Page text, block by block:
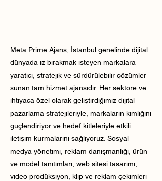
Meta Prime Ajans, İstanbul genelinde dijital
dünyada iz bırakmak isteyen markalara
yaratıcı, stratejik ve sürdürülebilir çözümler
sunan tam hizmet ajansıdır. Her sektöre ve
ihtiyaca özel olarak geliştirdiğimiz dijital
pazarlama stratejileriyle, markaların kimliğini
güçlendiriyor ve hedef kitleleriyle etkili
iletişim kurmalarını sağlıyoruz. Sosyal
medya yönetimi, reklam danışmanlığı, ürün
ve model tanıtımları, web sitesi tasarımı,
video prodüksiyon, klip ve reklam çekimleri